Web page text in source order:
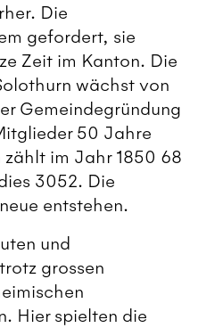
Die
gefordert, sie
Zeit im Kanton. Die
wächst von
Gemeindegründung
50 Jahre
zählt im Jahr 1850 68
3052. Die
entstehen.
und
grossen
Hier spielten die